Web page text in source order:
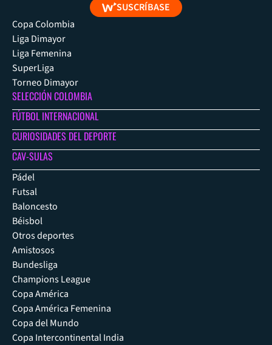
SUSCRÍBASE
Copa Colombia
Liga Dimayor
Liga Femenina
SuperLiga
Torneo Dimayor
SELECCIÓN COLOMBIA
FÚTBOL INTERNACIONAL
CURIOSIDADES DEL DEPORTE
CAV-SULAS
Pádel
Futsal
Baloncesto
Béisbol
Otros deportes
Amistosos
Bundesliga
Champions League
Copa América
Copa América Femenina
Copa del Mundo
Copa Intercontinental India